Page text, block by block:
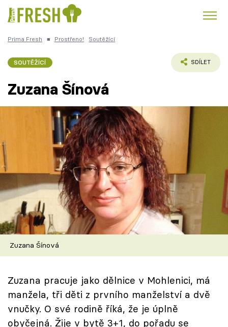
Česká kuchyně
Témata
Recepty
Články
TV Program
Škola vaření
Speciál: Cuketa
Těhotnej kuchař
Prima Fresh ■ Prostřeno! Soutěžící
SOUTĚŽÍCÍ SDÍLET
Zuzana Šínová
Zuzana Šínová
Zuzana pracuje jako dělnice v Mohlenici, má
manžela, tři děti z prvního manželství a dvě
vnučky. O své rodině říká, že je úplně
obyčejná. Žije v bytě 3+1, do pořadu se